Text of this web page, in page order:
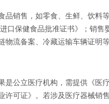
品销售，如零食、生鲜、饮料
口保健食品批准证书》；销
物流备案、冷藏运输车辆证明等
是公立医疗机构，需提供《医
许可证》。若涉及医疗器械销